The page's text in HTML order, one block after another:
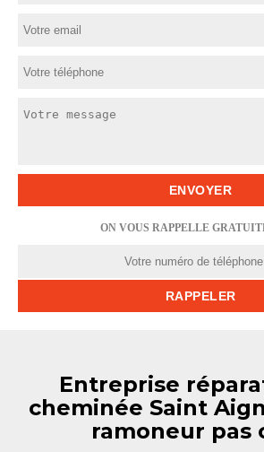
ON VOUS RAPPELLE
Entreprise
cheminée Saint
ramoneur pas